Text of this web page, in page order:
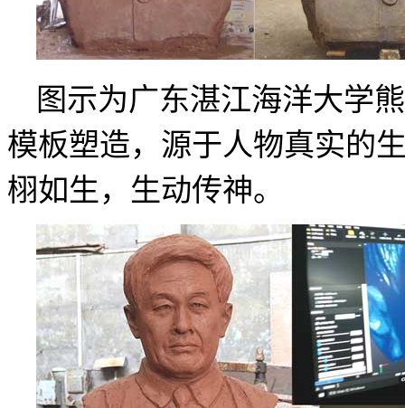
图示为广东湛江海洋大学
模板塑造，源于人物真实的
栩如生，生动传神。